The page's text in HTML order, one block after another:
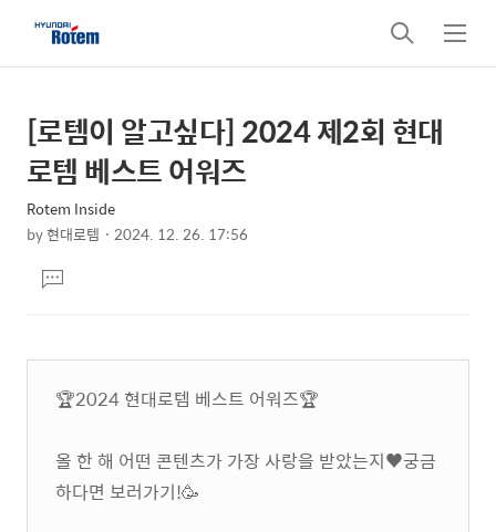
검
색
메
뉴
상
세
컨
텐
본
문
제
목
[로템이 알고싶다] 2024 제2회 현대
로템 베스트 어워즈
Rotem Inside
by현대로템 2024. 12. 26. 17:56
문댓
글
🏆2024 현대로템 베스트 어워즈🏆
올 한 해 어떤 콘텐츠가 가장 사랑을 받았는지♥️궁금
하다면 보러가기!🥳